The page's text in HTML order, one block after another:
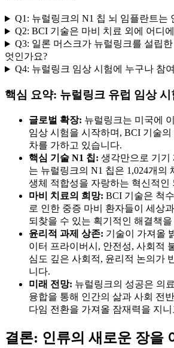
Q1: 뉴럴링크의 N1 칩 뇌 임플란트는
Q2: BCI 기술은 마비 치료 외에 어디
Q3: 일론 머스크가 뉴럴링크를 설립
엇인가요?
Q4: 뉴럴링크 임상 시험에 누구나 참
핵심 요약: 뉴럴링크 유럽 임상 시
글로벌 확장: 뉴럴링크는 미국에
임상 시험을 시작하며, BCI 기술
차를 가하고 있습니다.
핵심 기술 N1 칩: 생각만으로 기기
는 뉴럴링크의 N1 칩은 1,024개의
생체 적합성을 자랑하는 혁신적인
마비 치료의 희망: BCI 기술은 척
로 인한 중증 마비 환자들이 세상
되찾을 수 있는 획기적인 해결책
윤리적 과제 상존: 기술이 가져올
이터 프라이버시, 안전성, 사회적
심도 깊은 사회적, 윤리적 논의가
니다.
미래 전망: 뉴럴링크의 성공은 의
융합을 통해 인간의 삶과 사회 전
다임 전환을 가져올 잠재력을 지
결론: 인류의 새로운 장을